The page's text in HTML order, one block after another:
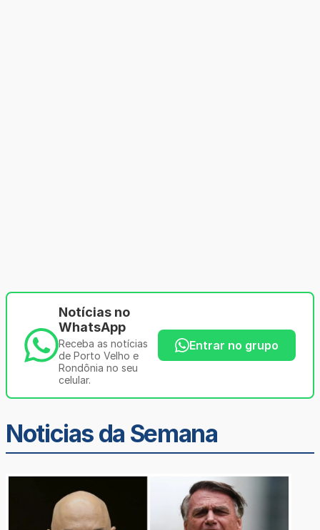
Notícias no
WhatsApp
Receba as notícias
de Porto Velho e
Rondônia no seu
celular.
Entrar no grupo
Noticias da Semana